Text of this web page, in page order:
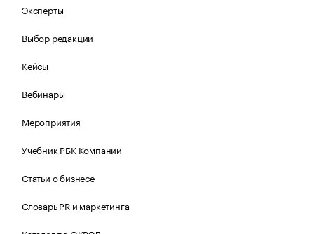
Эксперты
Выбор редакции
Кейсы
Вебинары
Мероприятия
Учебник РБК Компании
Статьи о бизнесе
Словарь PR и маркетинга